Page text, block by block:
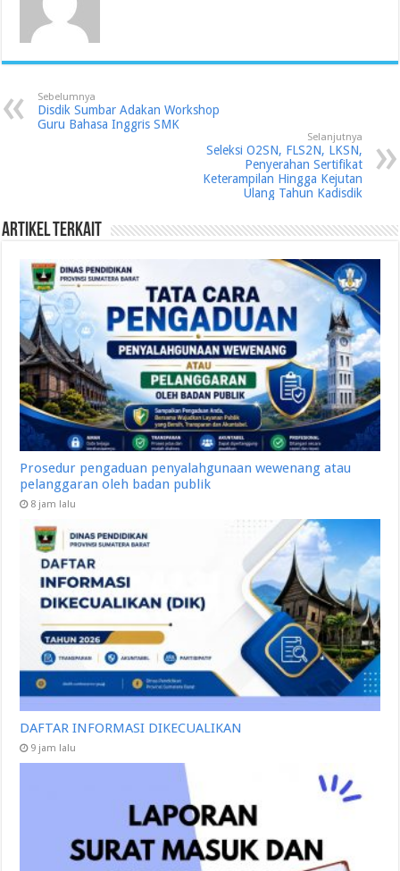
Sebelumnya
Disdik Sumbar Adakan Workshop
Guru Bahasa Inggris SMK
Selanjutnya
Seleksi O2SN, FLS2N, LKSN,
Penyerahan Sertifikat
Keterampilan Hingga Kejutan
Ulang Tahun Kadisdik
Artikel Terkait
Prosedur pengaduan penyalahgunaan wewenang atau
pelanggaran oleh badan publik
8 jam lalu
DAFTAR INFORMASI DIKECUALIKAN
9 jam lalu